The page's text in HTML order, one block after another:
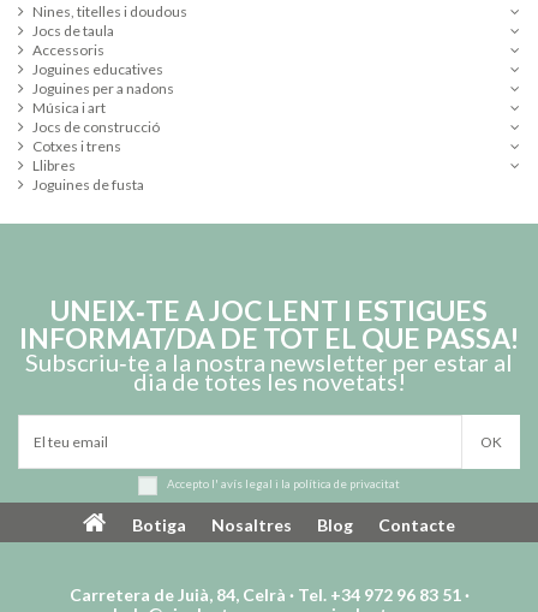
Nines, titelles i doudous
Jocs de taula
Accessoris
Joguines educatives
Joguines per a nadons
Música i art
Jocs de construcció
Cotxes i trens
Llibres
Joguines de fusta
UNEIX‑TE A JOC LENT I ESTIGUES
INFORMAT/DA DE TOT EL QUE PASSA!
Subscriu‑te a la nostra newsletter per estar al
dia de totes les novetats!
Accepto l' avís legal i la política de privacitat
Botiga Nosaltres Blog Contacte
Carretera de Juià, 84, Celrà · Tel. +34 972 96 83 51 ·